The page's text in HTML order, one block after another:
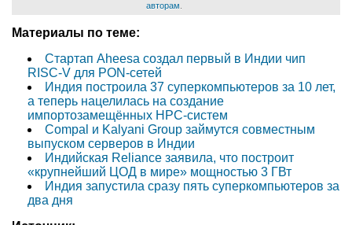
авторам.
Материалы по теме:
Стартап Aheesa создал первый в Индии чип
RISC-V для PON-сетей
Индия построила 37 суперкомпьютеров за 10 лет,
а теперь нацелилась на cоздание
импортозамещённых HPC-систем
Compal и Kalyani Group займутся совместным
выпуском серверов в Индии
Индийская Reliance заявила, что построит
«крупнейший ЦОД в мире» мощностью 3 ГВт
Индия запустила сразу пять суперкомпьютеров за
два дня